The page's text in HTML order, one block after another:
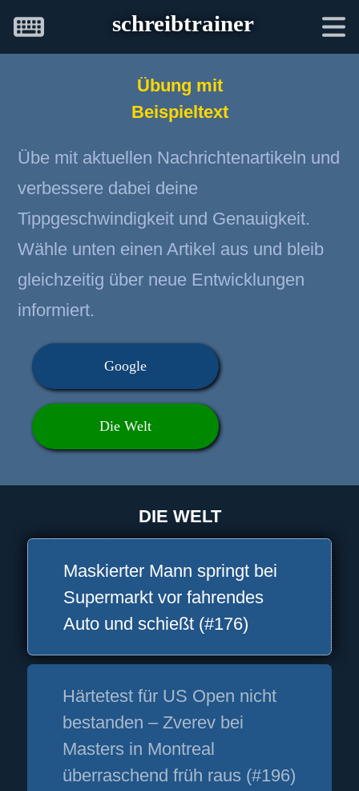
schreibtrainer
Übung mit
Beispieltext
Übe mit aktuellen Nachrichtenartikeln und
verbessere dabei deine
Tippgeschwindigkeit und Genauigkeit.
Wähle unten einen Artikel aus und bleib
gleichzeitig über neue Entwicklungen
informiert.
Google
Die Welt
DIE WELT
Maskierter Mann springt bei
Supermarkt vor fahrendes
Auto und schießt (#176)
Härtetest für US Open nicht
bestanden – Zverev bei
Masters in Montreal
überraschend früh raus (#196)